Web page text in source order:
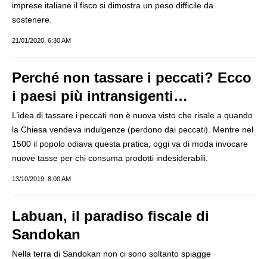
imprese italiane il fisco si dimostra un peso difficile da
sostenere.
21/01/2020, 6:30 AM
Perché non tassare i peccati? Ecco
i paesi più intransigenti…
L’idea di tassare i peccati non è nuova visto che risale a quando
la Chiesa vendeva indulgenze (perdono dai peccati). Mentre nel
1500 il popolo odiava questa pratica, oggi va di moda invocare
nuove tasse per chi consuma prodotti indesiderabili.
13/10/2019, 8:00 AM
Labuan, il paradiso fiscale di
Sandokan
Nella terra di Sandokan non ci sono soltanto spiagge